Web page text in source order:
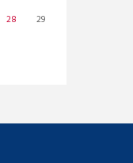
28
29